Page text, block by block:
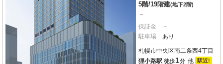
5階/19階建(地下2階)
－
保証金
－
駐車場
あり
札幌市中央区南二条西4丁目
狸小路駅 徒歩1分 他 駅近!